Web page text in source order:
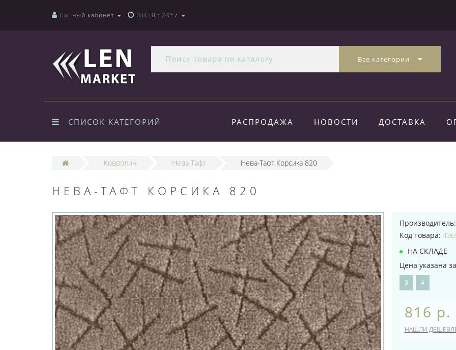
Личный кабинет ПН-ВС: 24*7
Все категории
СПИСОК КАТЕГОРИЙ РАСПРОДАЖА НОВОСТИ ДОСТАВКА
Ковролин Нева Тафт Нева-Тафт Корсика 820
НЕВА-ТАФТ КОРСИКА 820
Код товара:
НА СКЛАДЕ
Цена указана
3 4
816 р.
НАШЛИ